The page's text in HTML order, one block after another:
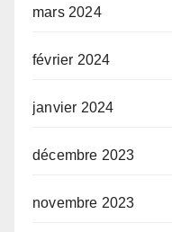
mars 2024
février 2024
janvier 2024
décembre 2023
novembre 2023